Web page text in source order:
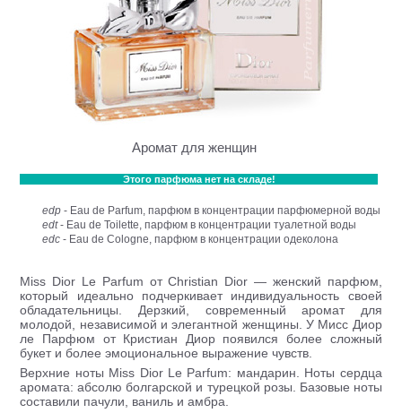
Аромат для женщин
Этого парфюма нет на складе!
edp - Eau de Parfum, парфюм в концентрации парфюмерной воды
edt- Eau de Toilette, парфюм в концентрации туалетной воды
edc - Eau de Cologne, парфюм в концентрации одеколона
Miss Dior Le Parfum от Christian Dior — женский парфюм,
который идеально подчеркивает индивидуальность своей
обладательницы. Дерзкий, современный аромат для
молодой, независимой и элегантной женщины. У Мисс Диор
ле Парфюм от Кристиан Диор появился более сложный
букет и более эмоциональное выражение чувств.
Верхние ноты Miss Dior Le Parfum: мандарин. Ноты сердца
аромата: абсолю болгарской и турецкой розы. Базовые ноты
составили пачули, ваниль и амбра.